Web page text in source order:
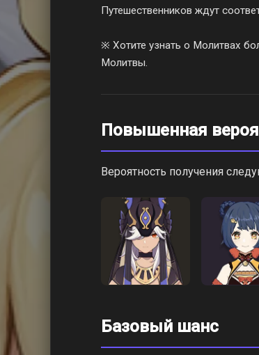
Путешественников ждут
※ Хотите узнать о Молитвах
Молитвы.
Повышенная
Вероятность получения
Базовый шанс